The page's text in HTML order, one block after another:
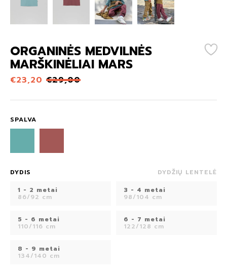
ORGANINĖS MEDVILNĖS
MARŠKINĖLIAI MARS
€23,20 €29,00
SPALVA
DYDIS
DYDŽIŲ LENTELĖ
1 - 2 metai
86/92 cm
3 - 4 metai
98/104 cm
5 - 6 metai
110/116 cm
6 - 7 metai
122/128 cm
8 - 9 metai
134/140 cm